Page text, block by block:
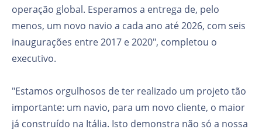
operação global. Esperamos a entrega de, pelo
menos, um novo navio a cada ano até 2026, com seis
inaugurações entre 2017 e 2020", completou o
executivo.
"Estamos orgulhosos de ter realizado um projeto tão
importante: um navio, para um novo cliente, o maior
já construído na Itália. Isto demonstra não só a nossa